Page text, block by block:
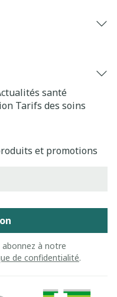
santé
Tarifs des soins
et promotions
abonnez à notre
de confidentialité.